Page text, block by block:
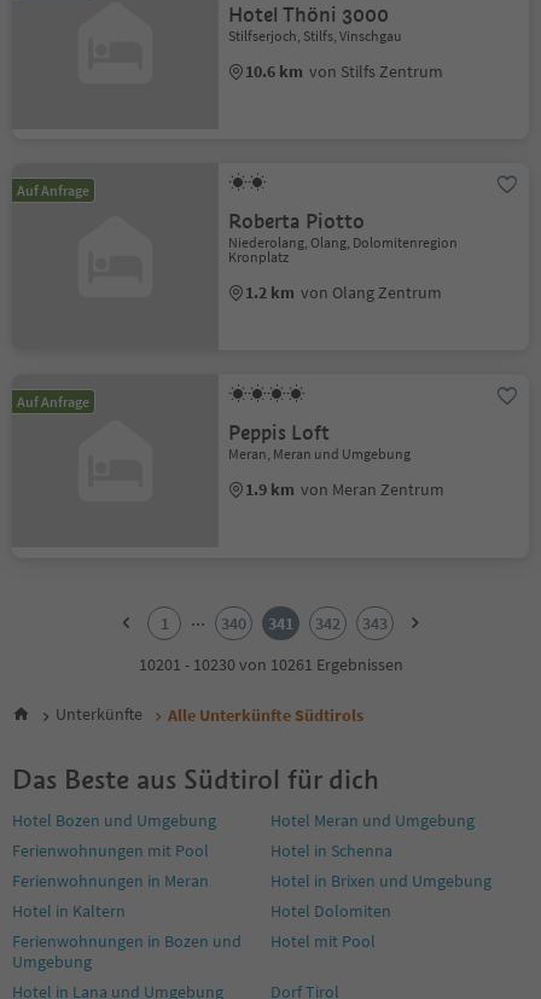
Hotel Thöni 3000
Stilfserjoch, Stilfs, Vinschgau
10.6 km von Stilfs Zentrum
Auf Anfrage
Roberta Piotto
Niederolang, Olang, Dolomitenregion
Kronplatz
1.2 km von Olang Zentrum
Auf Anfrage
Peppis Loft
Meran, Meran und Umgebung
1.9 km von Meran Zentrum
6
9
11
12
13
14
16
17
1 ... 340 341 342
343
10201 - 10230 von 10261 Ergebnissen
Unterkünfte Alle Unterkünfte Südtirols
Das Beste aus Südtirol für dich
Hotel Bozen und Umgebung
Hotel Meran und Umgebung
Ferienwohnungen mit Pool
Hotel in Schenna
Ferienwohnungen in Meran
Hotel in Brixen und Umgebung
Hotel in Kaltern
Hotel Dolomiten
Ferienwohnungen in Bozen und
Umgebung
Hotel mit Pool
Hotel in Lana und Umgebung
Dorf Tirol